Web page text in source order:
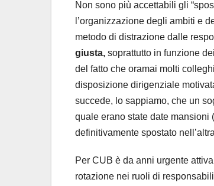
Non sono più accettabili gli
l’organizzazione degli ambiti e
metodo di distrazione dalle
giusta, soprattutto in funzione
del fatto che oramai molti
disposizione dirigenziale
succede, lo sappiamo, che un
quale erano state date
definitivamente spostato
Per CUB è da anni urgente
rotazione nei ruoli di